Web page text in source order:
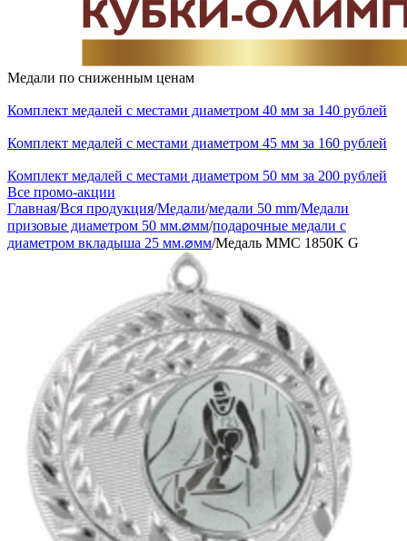
Медали по сниженным ценам
Комплект медалей с местами диаметром 40 мм за 140 рублей
Комплект медалей с местами диаметром 45 мм за 160 рублей
Комплект медалей с местами диаметром 50 мм за 200 рублей
Все промо-акции
Главная/Вся продукция/Медали/медали 50 mm/Медали
призовые диаметром 50 мм.⌀мм/подарочные медали с
диаметром вкладыша 25 мм.⌀мм/Медаль MMC 1850K G